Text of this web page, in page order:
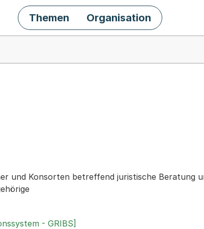
Themen Organisation
und Konsorten betreffend juristische Beratung
- GRIBS]